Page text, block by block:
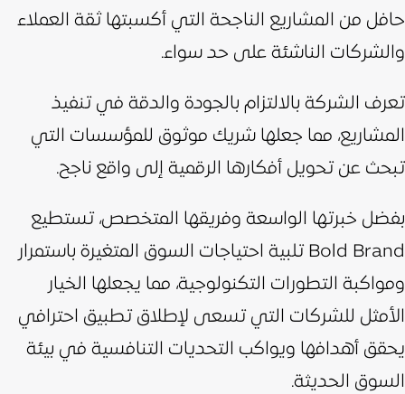
حافل من المشاريع الناجحة التي أكسبتها ثقة العملاء
والشركات الناشئة على حد سواء.
تعرف الشركة بالالتزام بالجودة والدقة في تنفيذ
المشاريع، مما جعلها شريك موثوق للمؤسسات التي
تبحث عن تحويل أفكارها الرقمية إلى واقع ناجح.
بفضل خبرتها الواسعة وفريقها المتخصص، تستطيع
Bold Brand تلبية احتياجات السوق المتغيرة باستمرار
ومواكبة التطورات التكنولوجية، مما يجعلها الخيار
الأمثل للشركات التي تسعى لإطلاق تطبيق احترافي
يحقق أهدافها ويواكب التحديات التنافسية في بيئة
السوق الحديثة.